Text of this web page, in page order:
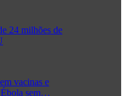
24 milhões de
vacinas e
Ébola sem…